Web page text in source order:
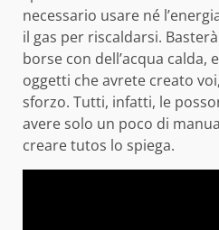
necessario usare né
il gas per riscaldarsi.
borse con dell’acqua calda,
oggetti che avrete creato
sforzo. Tutti, infatti, le
avere solo un poco di
creare tutos lo spiega.